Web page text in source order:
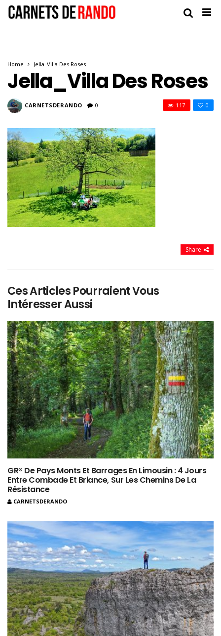
Home Jella_Villa Des Roses
Jella_Villa Des Roses
CARNETSDERANDO 0 0
117
Share
Ces Articles Pourraient Vous
Intéresser Aussi
GR® De Pays Monts Et Barrages En Limousin : 4 Jours
Entre Combade Et Briance, Sur Les Chemins De La
Résistance
CARNETSDERANDO